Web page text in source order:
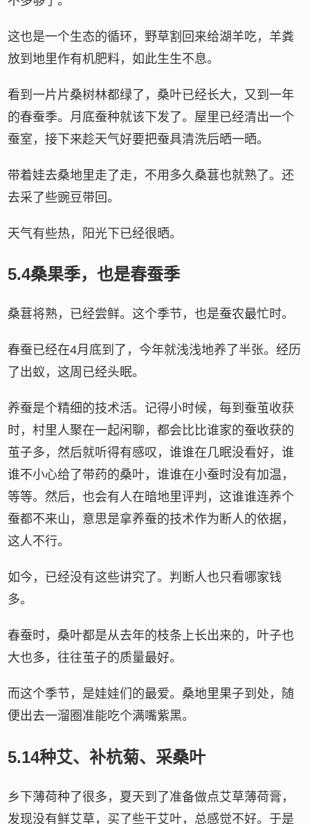
这也是一个生态的循环，野草割回来给湖羊吃，羊粪
放到地里作有机肥料，如此生生不息。
看到一片片桑树林都绿了，桑叶已经长大，又到一年
的春蚕季。月底蚕种就该下发了。屋里已经清出一个
蚕室，接下来趁天气好要把蚕具清洗后晒一晒。
带着娃去桑地里走了走，不用多久桑葚也就熟了。还
去采了些豌豆带回。
天气有些热，阳光下已经很晒。
5.4桑果季，也是春蚕季
桑葚将熟，已经尝鲜。这个季节，也是蚕农最忙时。
春蚕已经在4月底到了，今年就浅浅地养了半张。经历
了出蚁，这周已经头眠。
养蚕是个精细的技术活。记得小时候，每到蚕茧收获
时，村里人聚在一起闲聊，都会比比谁家的蚕收获的
茧子多，然后就听得有感叹，谁谁在几眠没看好，谁
谁不小心给了带药的桑叶，谁谁在小蚕时没有加温，
等等。然后，也会有人在暗地里评判，这谁谁连养个
蚕都不来山，意思是拿养蚕的技术作为断人的依据，
这人不行。
如今，已经没有这些讲究了。判断人也只看哪家钱
多。
春蚕时，桑叶都是从去年的枝条上长出来的，叶子也
大也多，往往茧子的质量最好。
而这个季节，是娃娃们的最爱。桑地里果子到处，随
便出去一溜圈准能吃个满嘴紫黑。
5.14种艾、补杭菊、采桑叶
乡下薄荷种了很多，夏天到了准备做点艾草薄荷膏，
发现没有鲜艾草，买了些干艾叶，总感觉不好。于是